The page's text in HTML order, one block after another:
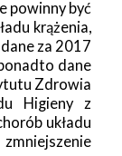
powinny być
krążenia,
za 2017
dane
Zdrowia
Higieny z
układu